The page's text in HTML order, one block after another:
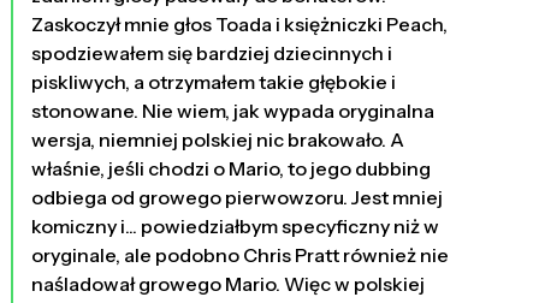
Zaskoczył mnie głos Toada i księżniczki Peach,
spodziewałem się bardziej dziecinnych i
piskliwych, a otrzymałem takie głębokie i
stonowane. Nie wiem, jak wypada oryginalna
wersja, niemniej polskiej nic brakowało. A
właśnie, jeśli chodzi o Mario, to jego dubbing
odbiega od growego pierwowzoru. Jest mniej
komiczny i... powiedziałbym specyficzny niż w
oryginale, ale podobno Chris Pratt również nie
naśladował growego Mario. Więc w polskiej